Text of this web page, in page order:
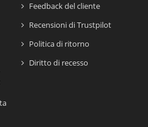
Feedback del cliente
Recensioni di Trustpilot
Politica di ritorno
Diritto di recesso